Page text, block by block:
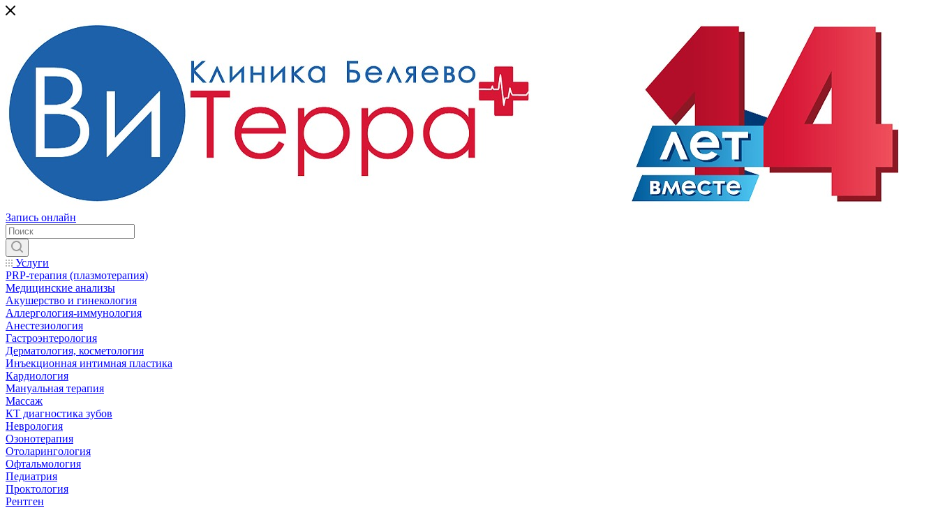
Запись онлайн
Услуги
PRP-терапия (плазмотерапия)
Медицинские анализы
Акушерство и гинекология
Аллергология-иммунология
Анестезиология
Гастроэнтерология
Дерматология, косметология
Инъекционная интимная пластика
Кардиология
Мануальная терапия
Массаж
КТ диагностика зубов
Неврология
Озонотерапия
Отоларингология
Офтальмология
Педиатрия
Проктология
Рентген